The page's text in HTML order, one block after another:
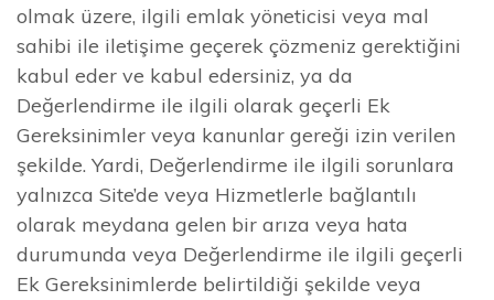
olmak üzere, ilgili emlak yöneticisi veya mal
sahibi ile iletişime geçerek çözmeniz gerektiğini
kabul eder ve kabul edersiniz, ya da
Değerlendirme ile ilgili olarak geçerli Ek
Gereksinimler veya kanunlar gereği izin verilen
şekilde. Yardi, Değerlendirme ile ilgili sorunlara
yalnızca Site’de veya Hizmetlerle bağlantılı
olarak meydana gelen bir arıza veya hata
durumunda veya Değerlendirme ile ilgili geçerli
Ek Gereksinimlerde belirtildiği şekilde veya